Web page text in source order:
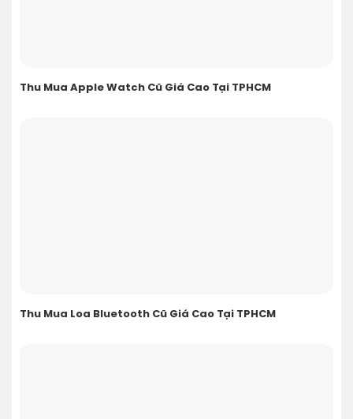
Thu Mua Apple Watch Cũ Giá Cao Tại TPHCM
Thu Mua Loa Bluetooth Cũ Giá Cao Tại TPHCM